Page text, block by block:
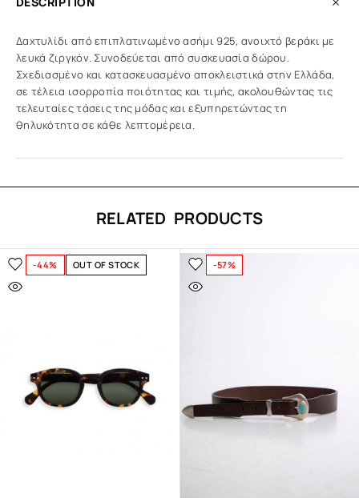
Δαχτυλίδι από επιπλατινωμένο ασήμι 925, ανοιχτό βεράκι με
λευκά ζιργκόν. Συνοδεύεται από συσκευασία δώρου.
Σχεδιασμένο και κατασκευασμένο αποκλειστικά στην Ελλάδα,
σε τέλεια ισορροπία ποιότητας και τιμής, ακολουθώντας τις
τελευταίες τάσεις της μόδας και εξυπηρετώντας τη
θηλυκότητα σε κάθε λεπτομέρεια.
RELATED PRODUCTS
OUT OF STOCK
-44% -57%